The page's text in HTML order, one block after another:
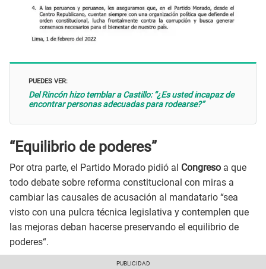
PUEDES VER:
Del Rincón hizo temblar a Castillo: “¿Es usted incapaz de
encontrar personas adecuadas para rodearse?”
“Equilibrio de poderes”
Por otra parte, el Partido Morado pidió al Congreso a que
todo debate sobre reforma constitucional con miras a
cambiar las causales de acusación al mandatario “sea
visto con una pulcra técnica legislativa y contemplen que
las mejoras deban hacerse preservando el equilibrio de
poderes“.